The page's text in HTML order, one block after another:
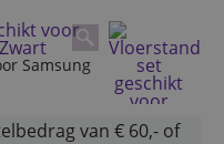
Samsung
van € 60,- of